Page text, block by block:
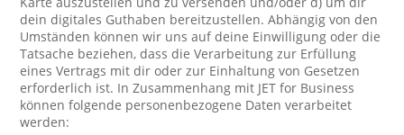
dein digitales Guthaben bereitzustellen. Abhängig von den
Umständen können wir uns auf deine Einwilligung oder die
Tatsache beziehen, dass die Verarbeitung zur Erfüllung
eines Vertrags mit dir oder zur Einhaltung von Gesetzen
erforderlich ist. In Zusammenhang mit JET for Business
können folgende personenbezogene Daten verarbeitet
werden: